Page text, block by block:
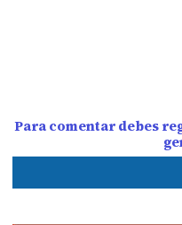
Para comentar debes